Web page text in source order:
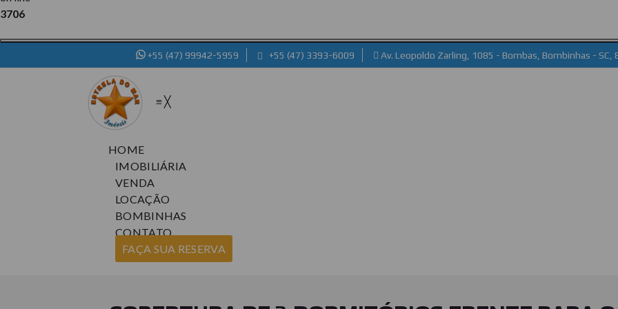
3706
+55 (47) 99942-5959 +55 (47) 3393-6009 Av. Leopoldo Zarling, 1085 - Bombas, Bombinhas - SC,
≡╳
HOME
IMOBILIÁRIA
VENDA
LOCAÇÃO
BOMBINHAS
CONTATO
FAÇA SUA RESERVA